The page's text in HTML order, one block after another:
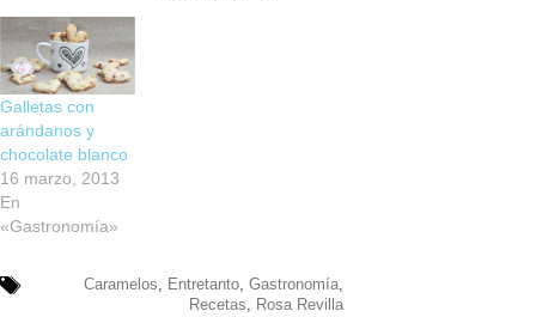
Galletas con
arándanos y
chocolate blanco
16 marzo, 2013
En
«Gastronomía»
Caramelos Entretanto, Gastronomía,
Recetas
Rosa Revilla